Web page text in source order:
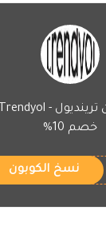
الكوبون ترينديول - Trendyol
خصم 10%
نسخ الكوبون